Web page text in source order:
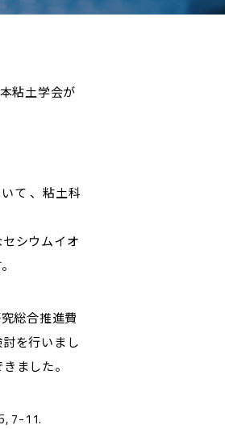
粘土学会が
て 、粘土科
シウムイオ
総合推進費
を行いまし
ました。
7-11.